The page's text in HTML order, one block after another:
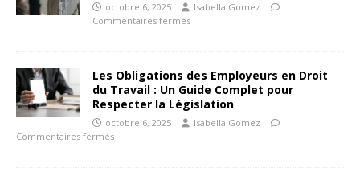
octobre 6, 2025
Isabella Gomez
Commentaires fermés
Les Obligations des Employeurs en Droit
du Travail : Un Guide Complet pour
Respecter la Législation
octobre 6, 2025
Isabella Gomez
Commentaires fermés